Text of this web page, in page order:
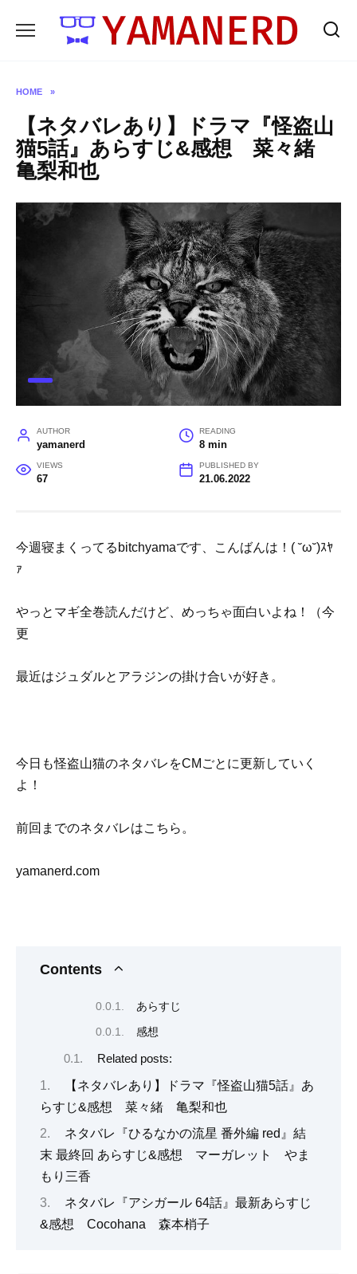
HOME »
【ネタバレあり】ドラマ『怪盗山
猫5話』あらすじ&感想 菜々緒
亀梨和也
AUTHOR
yamanerd
READING
8 min
VIEWS
67
PUBLISHED BY
21.06.2022
今週寝まくってるbitchyamaです、こんばんは！( ˘ω˘)ｽﾔ
ｧ
やっとマギ全巻読んだけど、めっちゃ面白いよね！（今
更
最近はジュダルとアラジンの掛け合いが好き。
今日も怪盗山猫のネタバレをCMごとに更新していく
よ！
前回までのネタバレはこちら。
yamanerd.com
Contents
あらすじ
感想
Related posts:
【ネタバレあり】ドラマ『怪盗山猫5話』あ
らすじ&感想 菜々緒 亀梨和也
ネタバレ『ひるなかの流星 番外編 red』結
末 最終回 あらすじ&感想 マーガレット やま
もり三香
ネタバレ『アシガール 64話』最新あらすじ
&感想 Cocohana 森本梢子